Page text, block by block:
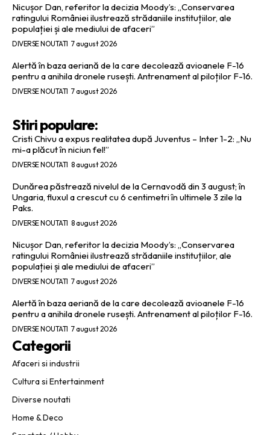
Nicușor Dan, referitor la decizia Moody’s: „Conservarea
ratingului României ilustrează strădaniile instituțiilor, ale
populației și ale mediului de afaceri”
DIVERSE NOUTATI 7 august 2026
Alertă în baza aeriană de la care decolează avioanele F-16
pentru a anihila dronele rusești. Antrenament al piloților F-16.
DIVERSE NOUTATI 7 august 2026
Stiri populare:
Cristi Chivu a expus realitatea după Juventus – Inter 1-2: „Nu
mi-a plăcut în niciun fel!”
DIVERSE NOUTATI 8 august 2026
Dunărea păstrează nivelul de la Cernavodă din 3 august; în
Ungaria, fluxul a crescut cu 6 centimetri în ultimele 3 zile la
Paks.
DIVERSE NOUTATI 8 august 2026
Nicușor Dan, referitor la decizia Moody’s: „Conservarea
ratingului României ilustrează strădaniile instituțiilor, ale
populației și ale mediului de afaceri”
DIVERSE NOUTATI 7 august 2026
Alertă în baza aeriană de la care decolează avioanele F-16
pentru a anihila dronele rusești. Antrenament al piloților F-16.
DIVERSE NOUTATI 7 august 2026
Categorii
Afaceri si industrii
Cultura si Entertainment
Diverse noutati
Home & Deco